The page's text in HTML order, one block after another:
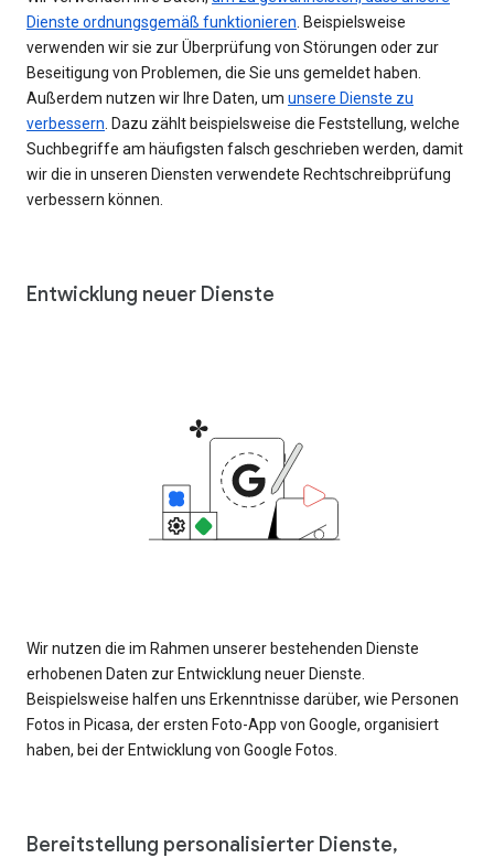
Dienste ordnungsgemäß funktionieren . Beispielsweise
verwenden wir sie zur Überprüfung von Störungen oder zur
Beseitigung von Problemen, die Sie uns gemeldet haben.
Außerdem nutzen wir Ihre Daten, um unsere Dienste zu
verbessern . Dazu zählt beispielsweise die Feststellung, welche
Suchbegriffe am häufigsten falsch geschrieben werden, damit
wir die in unseren Diensten verwendete Rechtschreibprüfung
verbessern können.
Entwicklung neuer Dienste
Wir nutzen die im Rahmen unserer bestehenden Dienste
erhobenen Daten zur Entwicklung neuer Dienste.
Beispielsweise halfen uns Erkenntnisse darüber, wie Personen
Fotos in Picasa, der ersten Foto-App von Google, organisiert
haben, bei der Entwicklung von Google Fotos.
Bereitstellung personalisierter Dienste,